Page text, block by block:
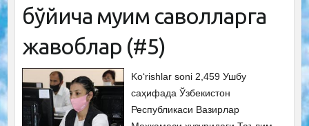
бўйича муҳим саволларга
жавоблар (#5)
Ko‘rishlar soni 2,459 Ушбу
саҳифада Ўзбекистон
Республикаси Вазирлар